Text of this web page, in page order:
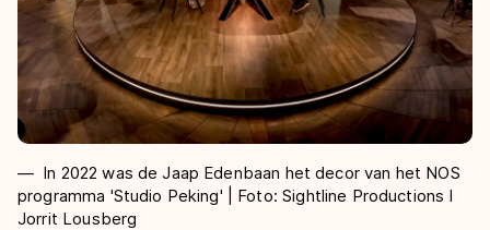
In 2022 was de Jaap Edenbaan het decor van het NOS
programma 'Studio Peking' | Foto: Sightline Productions I
Jorrit Lousberg